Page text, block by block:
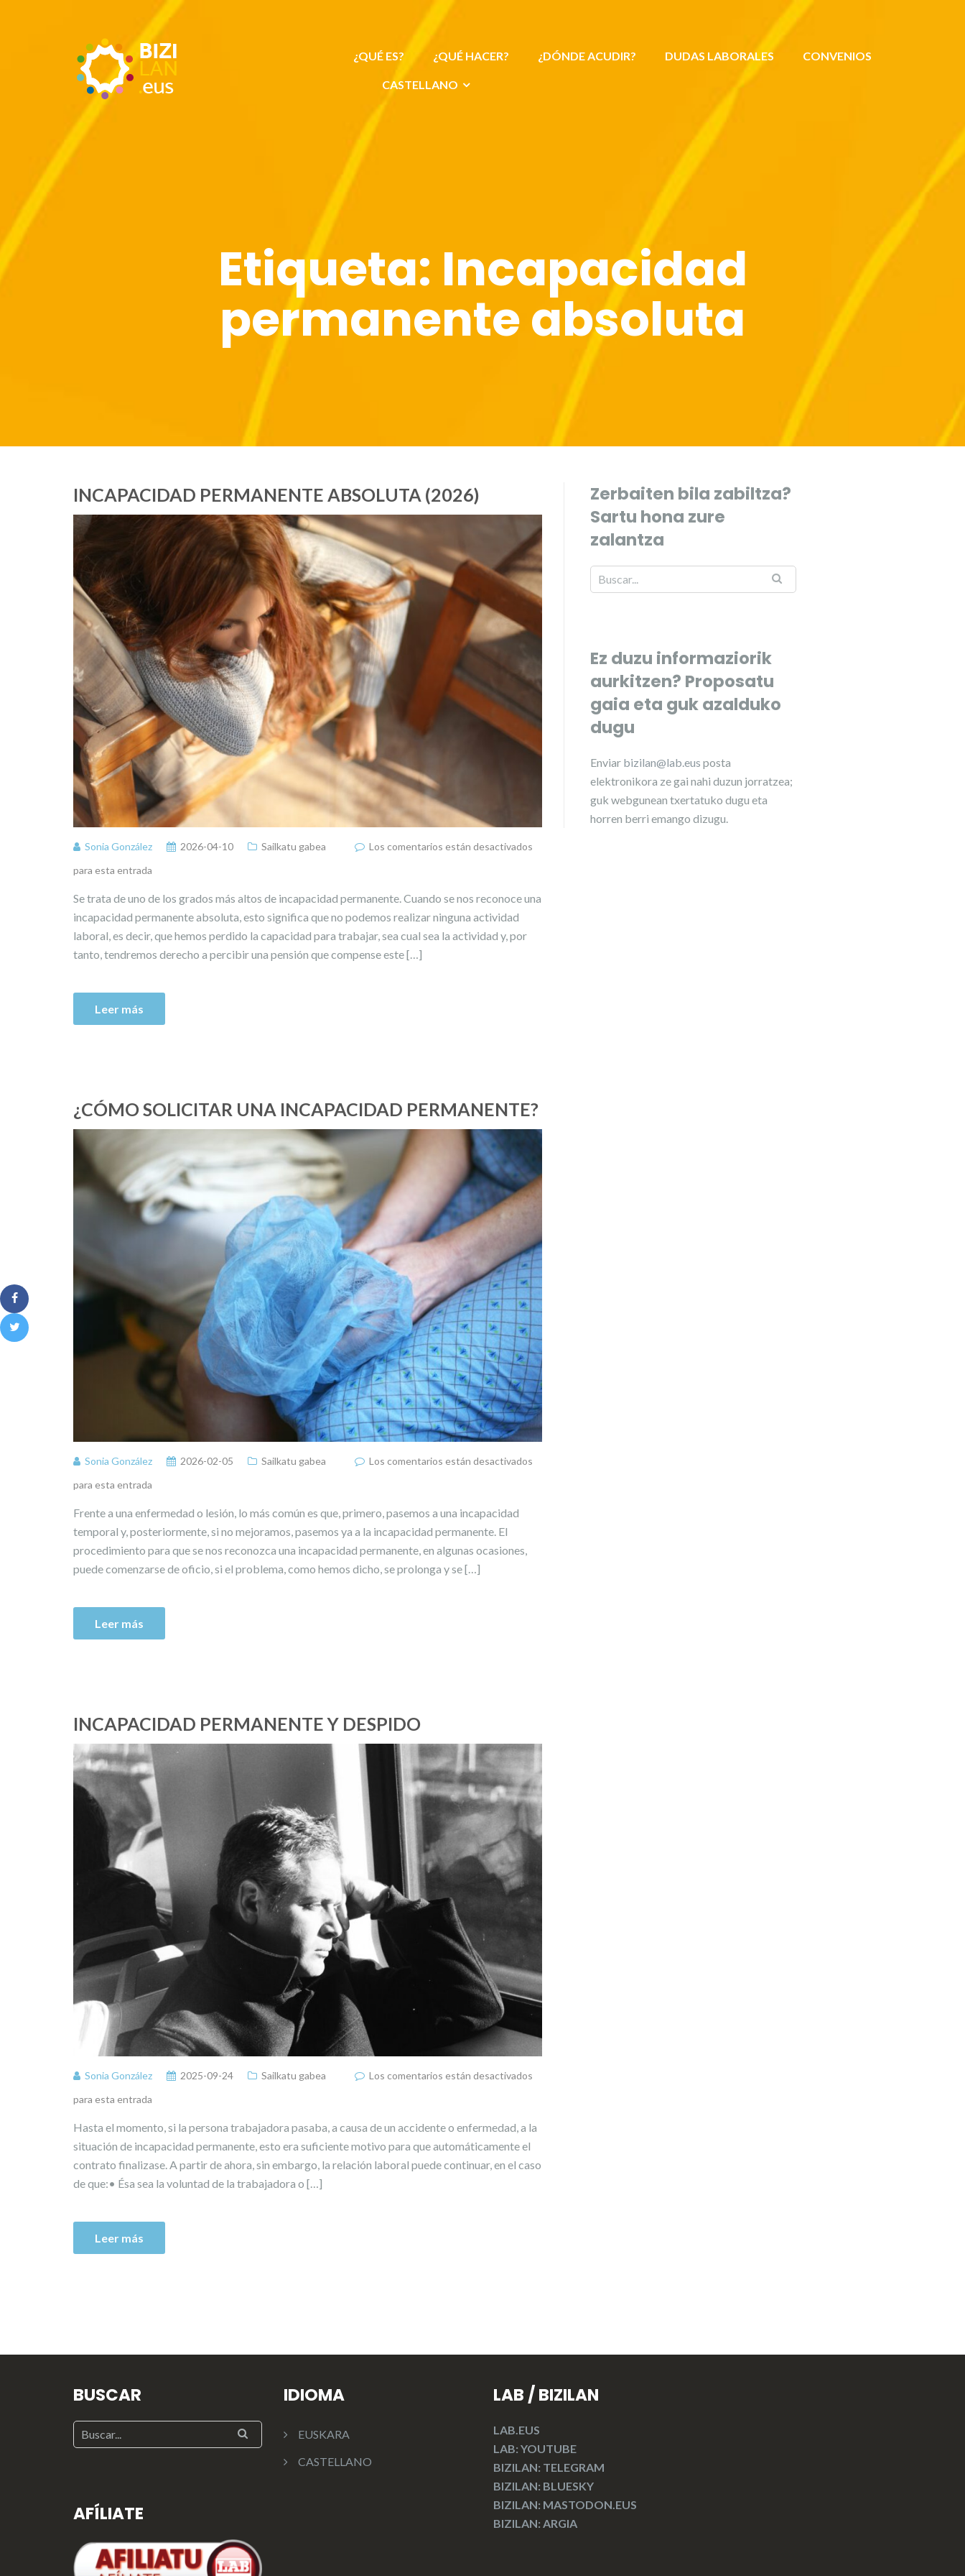
¿QUÉ ES? ¿QUÉ HACER? ¿DÓNDE ACUDIR? DUDAS LABORALES CONVENIOS
CASTELLANO
Etiqueta: Incapacidad
permanente absoluta
INCAPACIDAD PERMANENTE ABSOLUTA (2026)
Sonia González 2026-04-10 Sailkatu gabea
Los comentarios están desactivados
para esta entrada
Se trata de uno de los grados más altos de incapacidad permanente. Cuando se nos reconoce una
incapacidad permanente absoluta, esto significa que no podemos realizar ninguna actividad
laboral, es decir, que hemos perdido la capacidad para trabajar, sea cual sea la actividad y, por
tanto, tendremos derecho a percibir una pensión que compense este […]
Leer más
¿CÓMO SOLICITAR UNA INCAPACIDAD PERMANENTE?
Sonia González 2026-02-05 Sailkatu gabea
Los comentarios están desactivados
para esta entrada
Frente a una enfermedad o lesión, lo más común es que, primero, pasemos a una incapacidad
temporal y, posteriormente, si no mejoramos, pasemos ya a la incapacidad permanente. El
procedimiento para que se nos reconozca una incapacidad permanente, en algunas ocasiones,
puede comenzarse de oficio, si el problema, como hemos dicho, se prolonga y se […]
Leer más
INCAPACIDAD PERMANENTE Y DESPIDO
Sonia González 2025-09-24 Sailkatu gabea
Los comentarios están desactivados
para esta entrada
Hasta el momento, si la persona trabajadora pasaba, a causa de un accidente o enfermedad, a la
situación de incapacidad permanente, esto era suficiente motivo para que automáticamente el
contrato finalizase. A partir de ahora, sin embargo, la relación laboral puede continuar, en el caso
de que:• Ésa sea la voluntad de la trabajadora o […]
Leer más
Zerbaiten bila zabiltza?
Sartu hona zure
zalantza
Ez duzu informaziorik
aurkitzen? Proposatu
gaia eta guk azalduko
dugu
Enviar bizilan@lab.eus posta
elektronikora ze gai nahi duzun jorratzea;
guk webgunean txertatuko dugu eta
horren berri emango dizugu.
BUSCAR
AFÍLIATE
IDIOMA
EUSKARA
CASTELLANO
LAB / BIZILAN
LAB.EUS
LAB: YOUTUBE
BIZILAN: TELEGRAM
BIZILAN: BLUESKY
BIZILAN: MASTODON.EUS
BIZILAN: ARGIA